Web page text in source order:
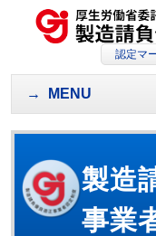
認定マ
MENU
製造
事業